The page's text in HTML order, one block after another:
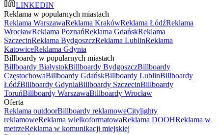
LINKEDIN
Reklama w popularnych miastach
Reklama WarszawaReklama KrakówReklama ŁódźReklama
WrocławReklama PoznańReklama GdańskReklama
SzczecinReklama BydgoszczReklama LublinReklama
KatowiceReklama Gdynia
Billboardy w popularnych miastach
Billboardy BiałystokBillboardy BydgoszczBillboardy
CzęstochowaBillboardy GdańskBillboardy LublinBillboardy
ŁódźBillboardy GdyniaBillboardy SzczecinBillboardy
ToruńBillboardy WarszawaBillboardy Wrocław
Oferta
Reklama outdoorBillboardy reklamoweCitylighty
reklamoweReklama wielkoformatowaReklama DOOHReklama w
metrzeReklama w komunikacji miejskiej